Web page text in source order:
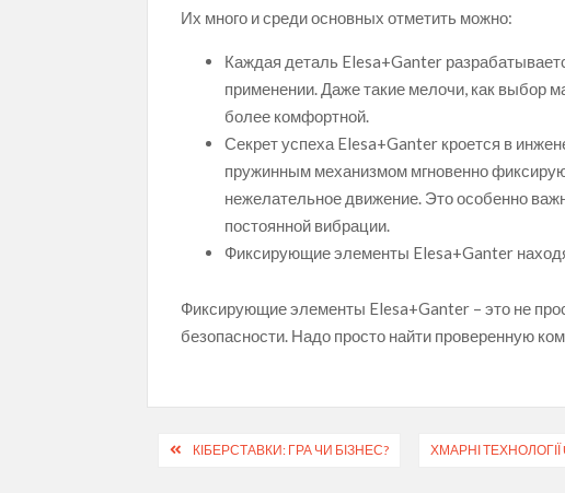
Их много и среди основных отметить можно:
Каждая деталь Elesa+Ganter
применении. Даже такие мелочи, как выбор
более комфортной.
Секрет успеха Elesa+Ganter кроется в
пружинным механизмом мгновенно
нежелательное движение. Это особенно
постоянной вибрации.
Фиксирующие элементы Elesa+Ganter
Фиксирующие элементы Elesa+Ganter – это не
безопасности. Надо просто найти проверенную
Навігація
КІБЕРСТАВКИ: ГРА ЧИ БІЗНЕС? ХМАРНІ